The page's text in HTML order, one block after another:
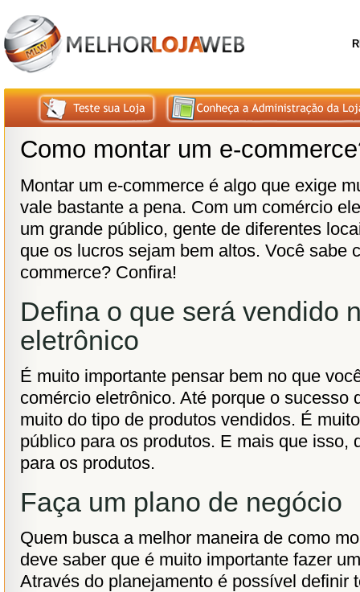
Como montar um e-
Montar um e-commerce é algo que exige
vale bastante a pena. Com um comércio
um grande público, gente de diferentes
que os lucros sejam bem altos. Você sabe
commerce? Confira!
Defina o que será vendido
eletrônico
É muito importante pensar bem no que
comércio eletrônico. Até porque o sucesso
muito do tipo de produtos vendidos. É
público para os produtos. E mais que isso,
para os produtos.
Faça um plano de negócio
Quem busca a melhor maneira de como
deve saber que é muito importante fazer
Através do planejamento é possível definir